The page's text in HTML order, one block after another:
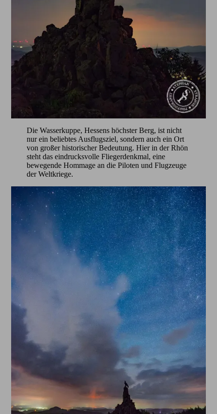
Die Wasserkuppe, Hessens höchster Berg, ist nicht
nur ein beliebtes Ausflugsziel, sondern auch ein Ort
von großer historischer Bedeutung. Hier in der Rhön
steht das eindrucksvolle Fliegerdenkmal, eine
bewegende Hommage an die Piloten und Flugzeuge
der Weltkriege.